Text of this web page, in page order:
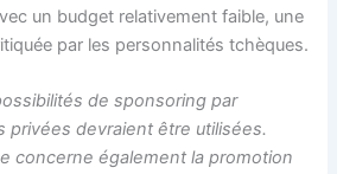
un budget relativement faible, une
par les personnalités tchèques.
de sponsoring par
privées devraient être utilisées.
concerne également la promotion